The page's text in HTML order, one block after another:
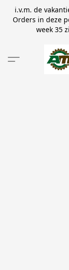
i.v.m. de
Orders in deze
week 35